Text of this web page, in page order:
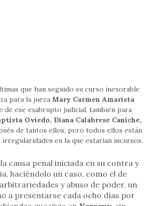
que han seguido su curso inexorable
para la jueza Mary Carmen Amarista
ese exabrupto judicial, también para
Oviedo, Diana Calabrese Caniche,
de tantos ellos, pero todos ellos están
en la que estarían incursos.
causa penal iniciada en su contra y
haciéndolo un caso, como el de
y abuso de poder, un
a presentarse cada ocho días por